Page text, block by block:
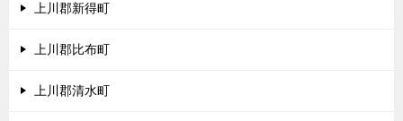
上川郡新得町
上川郡比布町
上川郡清水町